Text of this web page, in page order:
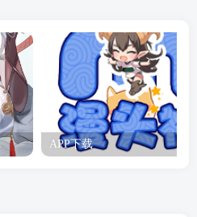
APP下载